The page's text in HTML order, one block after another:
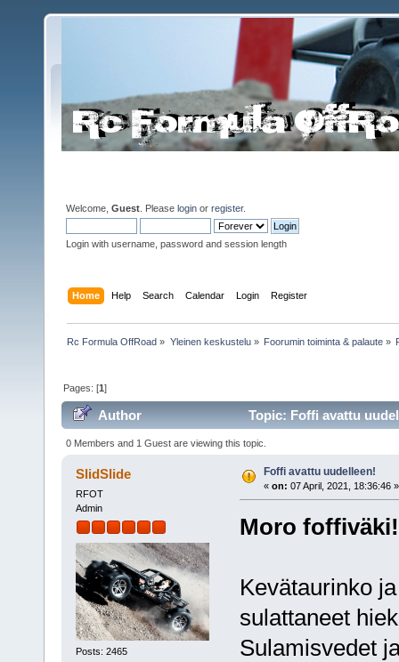
Welcome, Guest . Please login or register.
Login with username, password and session length
Home Help Search Calendar Login Register
Rc Formula OffRoad » Yleinen keskustelu» Foorumin toiminta & palaute»
Pages: [1]
Author Topic: Foffi avattu
0 Members and 1 Guest are viewing this topic.
SlidSlide
RFOT
Admin
Posts: 2465
Foffi avattu uudelleen!
« on: 07 April, 2021, 18:36:46 »
Moro foffiväki!
Kevätaurinko
sulattaneet
Sulamisvedet